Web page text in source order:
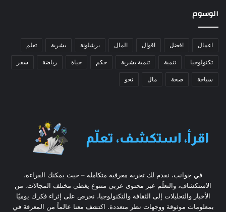
الوسوم
اعمال افضل اقوال المال برشلونة بشرية تعلم
تكنولوجيا تنمية تنمية بشرية حكم حياة رياضة سفر
سياحة صحة مال نحو
في جوانب، نقدم لك تجربة معرفية متكاملة – حيث يمكنك القراءة،
الاستكشاف، والتعلّم عبر محتوى عربي متنوع يغطي مختلف المجالات. من
الأخبار والتحليلات إلى الثقافة والتكنولوجيا، نحرص على إثراء فكرك يوميًا
بمعلومات موثوقة ووجهات نظر متعددة. اكتشف معنا عالماً من المعرفة في